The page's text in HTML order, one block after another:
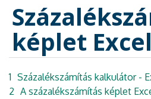
képlet
1 Százalékszámítás kalkulátor -
2 A százalékszámítás képlet